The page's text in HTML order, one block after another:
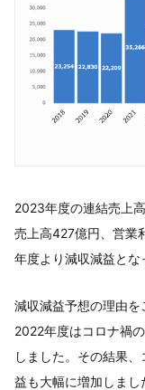
2023年度の連結売上
売上高427億円、営業
年度より減収減益とな
減収減益予想の理由を
2022年度はコロナ禍
しました。その結果
益も大幅に増加しまし